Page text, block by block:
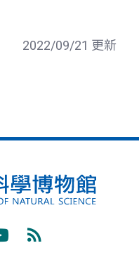
2022/09/21 更新